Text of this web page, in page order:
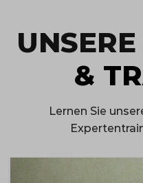
UNSERE
&
Lernen Sie